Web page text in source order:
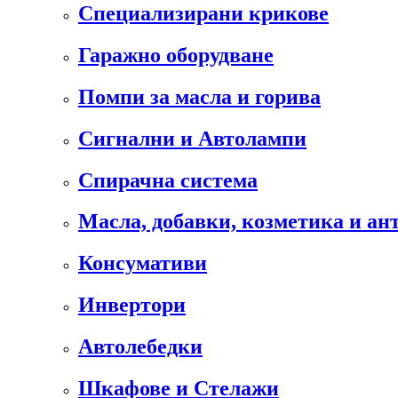
Специализирани крикове
Гаражно оборудване
Помпи за масла и горива
Сигнални и Автолампи
Спирачна система
Масла, добавки, козметика и
Консумативи
Инвертори
Автолебедки
Шкафове и Стелажи